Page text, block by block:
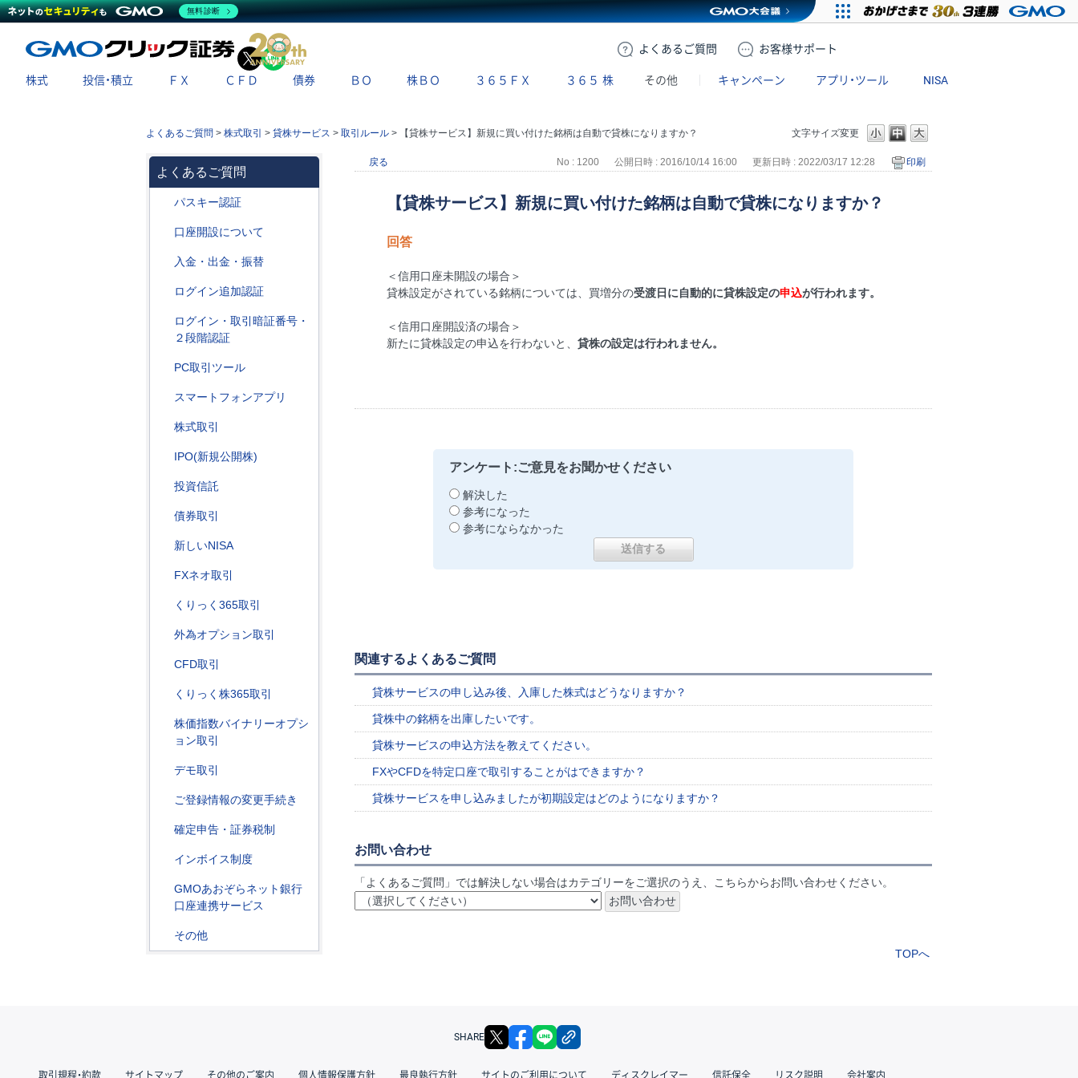
よくある ご質問 お客様サポート
X
株式 投信・積立 ＦＸ ＣＦＤ 債券 ＢＯ 株ＢＯ ３６５ＦＸ ３６５ 株 その他 キャンペーン アプリ・ツール NISA
文字サイズ変更
よくあるご質問 > 株式取引 > 貸株サービス > 取引ルール > 【貸株サービス】新規に買い付けた銘柄は自動で貸株になりますか？
よくあるご質問
パスキー認証
口座開設について
入金・出金・振替
ログイン追加認証
ログイン・取引暗証番号・
２段階認証
PC取引ツール
スマートフォンアプリ
株式取引
IPO(新規公開株)
投資信託
債券取引
新しいNISA
FXネオ取引
くりっく365取引
外為オプション取引
CFD取引
くりっく株365取引
株価指数バイナリーオプシ
ョン取引
デモ取引
ご登録情報の変更手続き
確定申告・証券税制
インボイス制度
GMOあおぞらネット銀行
口座連携サービス
その他
戻る No : 1200 公開日時 : 2016/10/14 16:00 更新日時 : 2022/03/17 12:28 印刷
【貸株サービス】新規に買い付けた銘柄は自動で貸株になりますか？
回答
＜信用口座未開設の場合＞
貸株設定がされている銘柄については、買増分の受渡日に自動的に貸株設定の申込が行われます。
＜信用口座開設済の場合＞
新たに貸株設定の申込を行わないと、 貸株の設定は行われません。
アンケート:ご意見をお聞かせください
解決した
参考になった
参考にならなかった
関連するよくあるご質問
貸株サービスの申し込み後、入庫した株式はどうなりますか？
貸株中の銘柄を出庫したいです。
貸株サービスの申込方法を教えてください。
FXやCFDを特定口座で取引することがはできますか？
貸株サービスを申し込みましたが初期設定はどのようになりますか？
お問い合わせ
「よくあるご質問」では解決しない場合はカテゴリーをご選択のうえ、こちらからお問い合わせください。
TOPへ
SHARE X facebook
取引規程・約款 サイトマップ その他のご案内 個人情報保護方針 最良執行方針 サイトのご利用について ディスクレイマー 信託保全 リスク説明 会社案内
無料診断